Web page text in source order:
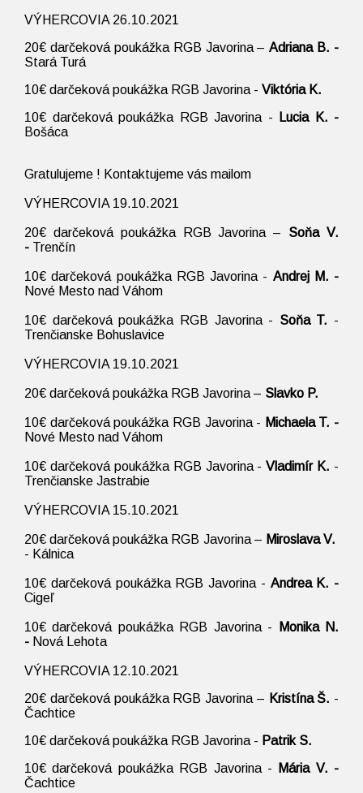
VÝHERCOVIA 26.10.2021
20€ darčeková poukážka RGB Javorina –Adriana B. -
Stará Turá
10€ darčeková poukážka RGB Javorina - Viktória K.
10€ darčeková poukážka RGB Javorina -
Lucia K. -
Bošáca
Gratulujeme ! Kontaktujeme vás mailom
VÝHERCOVIA 19.10.2021
20€ darčeková poukážka RGB Javorina – Soňa V.
- Trenčín
10€ darčeková poukážka RGB Javorina - Andrej M. -
Nové Mesto nad Váhom
10€ darčeková poukážka RGB Javorina - Soňa T. -
Trenčianske Bohuslavice
VÝHERCOVIA 19.10.2021
20€ darčeková poukážka RGB Javorina – Slavko P.
10€ darčeková poukážka RGB Javorina - Michaela T. -
Nové Mesto nad Váhom
10€ darčeková poukážka RGB Javorina -Vladimír K. -
Trenčianske Jastrabie
VÝHERCOVIA 15.10.2021
20€ darčeková poukážka RGB Javorina – Miroslava V.
- Kálnica
10€ darčeková poukážka RGB Javorina - Andrea K. -
Cigeľ
10€ darčeková poukážka RGB Javorina -
Monika N.
- Nová Lehota
VÝHERCOVIA 12.10.2021
20€ darčeková poukážka RGB Javorina – Kristína Š. -
Čachtice
10€ darčeková poukážka RGB Javorina - Patrik S.
10€ darčeková poukážka RGB Javorina -
Mária V. -
Čachtice